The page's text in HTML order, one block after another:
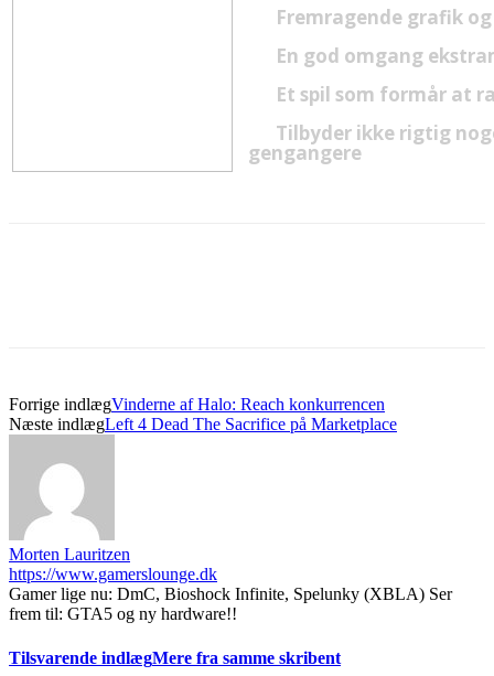
Fremragende grafik
En god omgang
Et spil som formår at
Tilbyder ikke rigtig
gengangere
Forrige indlægVinderne af Halo: Reach konkurrencen
Næste indlægLeft 4 Dead The Sacrifice på Marketplace
Morten Lauritzen
https://www.gamerslounge.dk
Gamer lige nu: DmC, Bioshock Infinite, Spelunky (XBLA) Ser
frem til: GTA5 og ny hardware!!
Tilsvarende indlægMere fra samme skribent